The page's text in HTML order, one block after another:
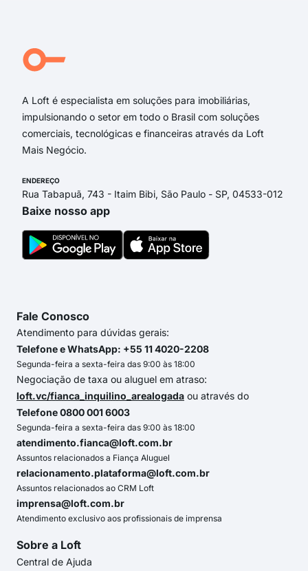
A Loft é especialista em soluções para imobiliárias,
impulsionando o setor em todo o Brasil com soluções
comerciais, tecnológicas e financeiras através da Loft
Mais Negócio.
ENDEREÇO
Rua Tabapuã, 743 - Itaim Bibi, São Paulo - SP, 04533-012
Baixe nosso app
Fale Conosco
Atendimento para dúvidas gerais:
Telefone e WhatsApp: +55 11 4020-2208
Segunda-feira a sexta-feira das 9:00 às 18:00
Negociação de taxa ou aluguel em atraso:
loft.vc/fianca_inquilino_arealogada ou através do
Telefone 0800 001 6003
Segunda-feira a sexta-feira das 9:00 às 18:00
atendimento.fianca@loft.com.br
Assuntos relacionados a Fiança Aluguel
relacionamento.plataforma@loft.com.br
Assuntos relacionados ao CRM Loft
imprensa@loft.com.br
Atendimento exclusivo aos profissionais de imprensa
Sobre a Loft
Central de Ajuda